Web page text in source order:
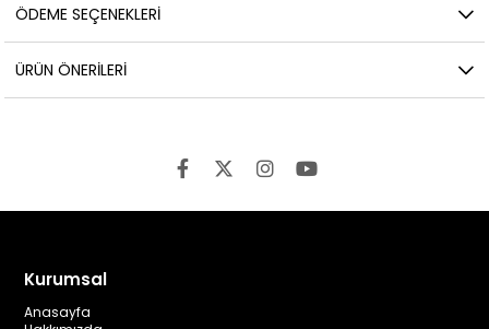
ÖDEME SEÇENEKLERI
ÜRÜN ÖNERILERI
Kurumsal
Anasayfa